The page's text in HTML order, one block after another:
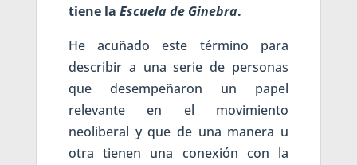
tiene la Escuela de Ginebra.
He acuñado este término para
describir a una serie de personas
que desempeñaron un papel
relevante en el movimiento
neoliberal y que de una manera u
otra tienen una conexión con la